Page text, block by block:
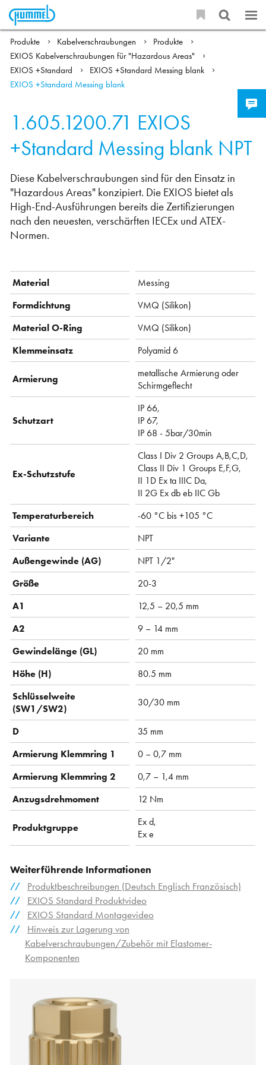
Produkte Kabelverschraubungen
Produkte
EXIOS Kabelverschraubungen für "Hazardous Areas"
EXIOS +Standard
EXIOS +Standard Messing blank
EXIOS +Standard Messing blank
1.605.1200.71 EXIOS
+Standard Messing blank NPT
Diese Kabelverschraubungen sind für den Einsatz in
"Hazardous Areas" konzipiert. Die EXIOS bietet als
High-End-Ausführungen bereits die Zertifizierungen
nach den neuesten, verschärften IECEx und ATEX-
Normen.
Material
Messing
Formdichtung
VMQ (Silikon)
Material O-Ring
VMQ (Silikon)
Klemmeinsatz
Polyamid 6
Armierung
metallische Armierung oder
Schirmgeflecht
Schutzart
IP 66,
IP 67,
IP 68 - 5bar/30min
Ex-Schutzstufe
Class I Div 2 Groups A,B,C,D,
Class II Div 1 Groups E,F,G,
II 1D Ex ta IIIC Da,
II 2G Ex db eb IIC Gb
Temperaturbereich
-60 °C bis +105 °C
Variante
NPT
Außengewinde (AG)
NPT 1/2"
Größe
20-3
A1
12,5 – 20,5 mm
A2
9 – 14 mm
Gewindelänge (GL)
20 mm
Höhe (H)
80.5 mm
Schlüsselweite
(SW1/SW2)
30/30 mm
D
35 mm
Armierung Klemmring 1
0 – 0,7 mm
Armierung Klemmring 2
0,7 – 1,4 mm
Anzugsdrehmoment
12 Nm
Produktgruppe
Ex d,
Ex e
Weiterführende Informationen
Produktbeschreibungen (Deutsch Englisch Französisch)
EXIOS Standard Produktvideo
EXIOS Standard Montagevideo
Hinweis zur Lagerung von
Kabelverschraubungen/Zubehör mit Elastomer-
Komponenten